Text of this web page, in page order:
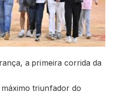
a primeira corrida da
triunfador do